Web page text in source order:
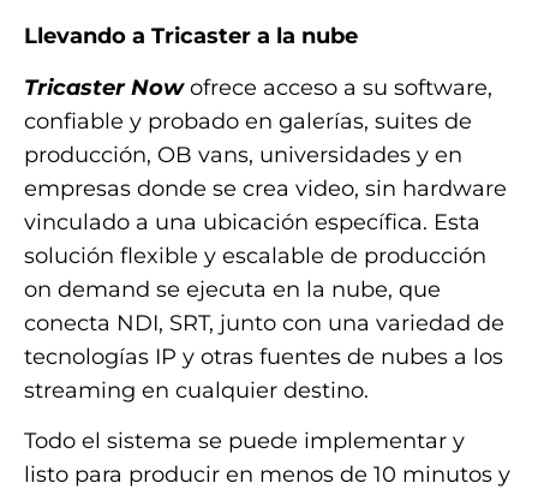
Llevando a Tricaster a la nube
Tricaster Nowofrece acceso a su software,
confiable y probado en galerías, suites de
producción, OB vans, universidades y en
empresas donde se crea video, sin hardware
vinculado a una ubicación específica. Esta
solución flexible y escalable de producción
on demand se ejecuta en la nube, que
conecta NDI, SRT, junto con una variedad de
tecnologías IP y otras fuentes de nubes a los
streaming en cualquier destino.
Todo el sistema se puede implementar y
listo para producir en menos de 10 minutos y